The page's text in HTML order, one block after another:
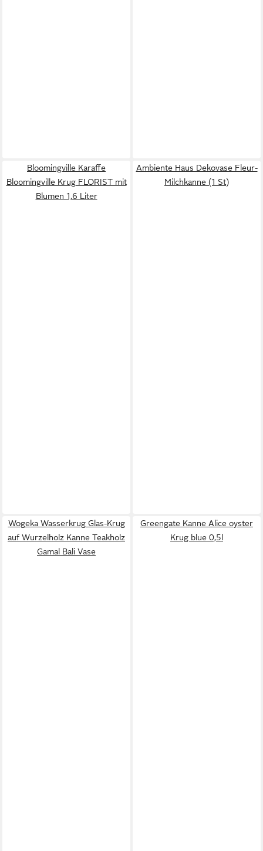
Bloomingville Karaffe
Bloomingville Krug FLORIST mit
Blumen 1,6 Liter
Ambiente Haus Dekovase Fleur-
Milchkanne (1 St)
Wogeka Wasserkrug Glas-Krug
auf Wurzelholz Kanne Teakholz
Gamal Bali Vase
Greengate Kanne Alice oyster
Krug blue 0,5l